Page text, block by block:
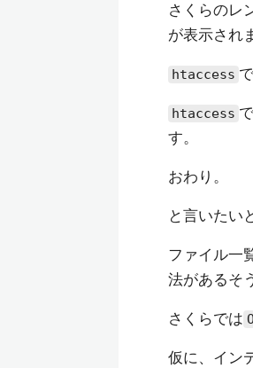
さくらのレ
が表示され
htaccess
htaccess
す。
おわり。
と言いたい
ファイル一
法があるそ
さくらでは
仮に、イン